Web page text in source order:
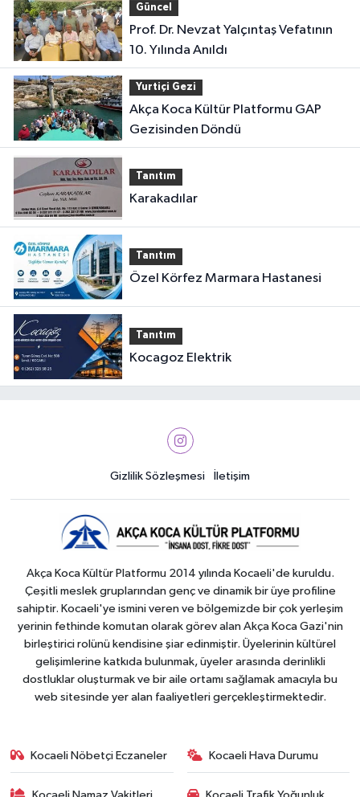
Güncel
Prof. Dr. Nevzat Yalçıntaş Vefatının
10. Yılında Anıldı
Yurtiçi Gezi
Akça Koca Kültür Platformu GAP
Gezisinden Döndü
Tanıtım
Karakadılar
Tanıtım
Özel Körfez Marmara Hastanesi
Tanıtım
Kocagoz Elektrik
Gizlilik Sözleşmesi İletişim
Akça Koca Kültür Platformu 2014 yılında Kocaeli'de kuruldu.
Çeşitli meslek gruplarından genç ve dinamik bir üye profiline
sahiptir. Kocaeli'ye ismini veren ve bölgemizde bir çok yerleşim
yerinin fethinde komutan olarak görev alan Akça Koca Gazi'nin
birleştirici rolünü kendisine şiar edinmiştir. Üyelerinin kültürel
gelişimlerine katkıda bulunmak, üyeler arasında derinlikli
dostluklar oluşturmak ve bir aile ortamı sağlamak amacıyla bu
web sitesinde yer alan faaliyetleri gerçekleştirmektedir.
Kocaeli Nöbetçi Eczaneler Kocaeli Hava Durumu